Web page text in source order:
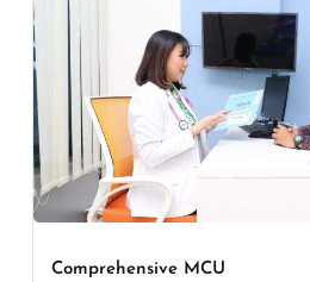
Comprehensive MCU